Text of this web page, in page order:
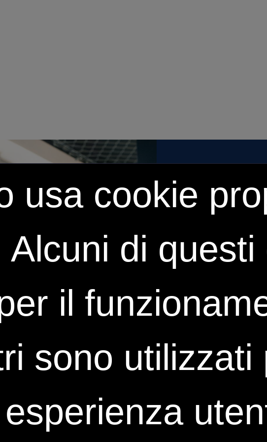
Frequently
Che tipo di
Il corso è utile
Che tipo di
Il corso affronta
Project
Come può il corso
Che tipo di
usa cookie
di
il
sono utilizzati